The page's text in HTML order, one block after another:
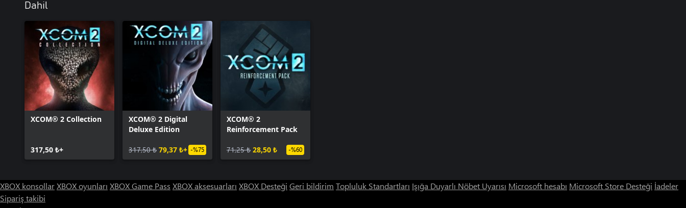
Dahil
XCOM® 2 Collection
317,50 ₺+
XCOM® 2 Digital
Deluxe Edition
317,50 ₺ 79,37 ₺+ -%75
XCOM® 2
Reinforcement Pack
71,25 ₺ 28,50 ₺ -%60
XBOX konsollarXBOX oyunları XBOX Game Pass XBOX aksesuarları XBOX Desteği Geri bildirim Topluluk Standartları Işığa Duyarlı Nöbet Uyarısı Microsoft hesabı Microsoft Store Desteği İadeler
Sipariş takibi